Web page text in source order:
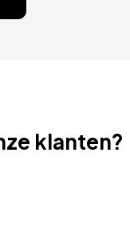
klanten?